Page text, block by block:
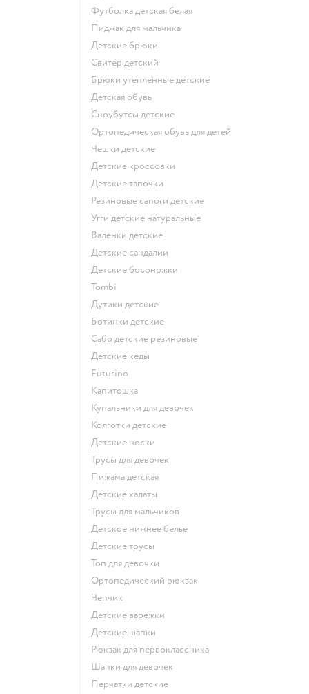
Футболка детская белая
Пиджак для мальчика
Детские брюки
Свитер детский
Брюки утепленные детские
Детская обувь
Сноубутсы детские
Ортопедическая обувь для детей
Чешки детские
Детские кроссовки
Детские тапочки
Резиновые сапоги детские
Угги детские натуральные
Валенки детские
Детские сандалии
Детские босоножки
Tombi
Дутики детские
Ботинки детские
Сабо детские резиновые
Детские кеды
Futurino
Капитошка
Купальники для девочек
Колготки детские
Детские носки
Трусы для девочек
Пижама детская
Детские халаты
Трусы для мальчиков
Детское нижнее белье
Детские трусы
Топ для девочки
Ортопедический рюкзак
Чепчик
Детские варежки
Детские шапки
Рюкзак для первоклассника
Шапки для девочек
Перчатки детские